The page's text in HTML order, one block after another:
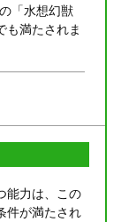
「水想幻獣
も満たされま
能力は、この
件が満たされ